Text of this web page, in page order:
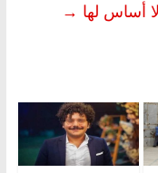
أساس لها →